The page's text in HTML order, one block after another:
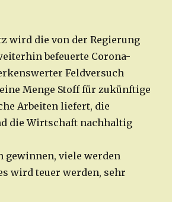
wird die von der Regierung
befeuerte Corona-
Feldversuch
Menge Stoff für zukünftige
Arbeiten liefert, die
die Wirtschaft nachhaltig
gewinnen, viele werden
wird teuer werden, sehr